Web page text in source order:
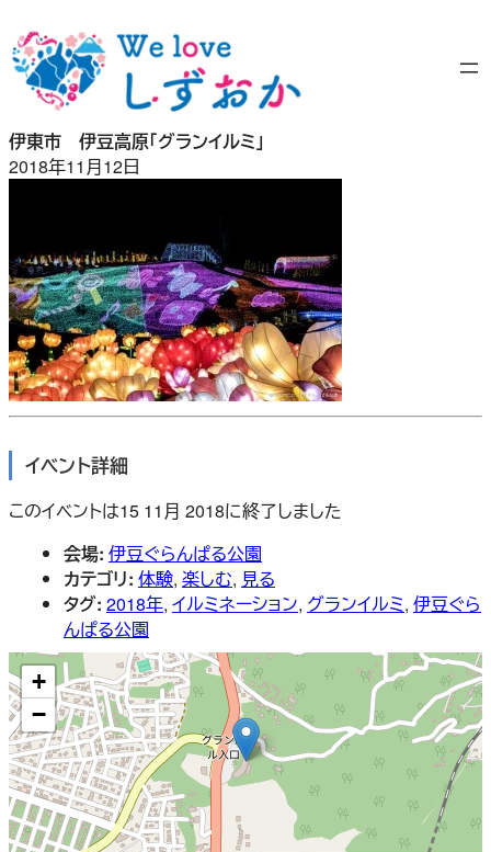
容
を
ッ
プ
伊東市 伊豆高原「グランイルミ」
2018年11月12日
イベント詳細
このイベントは15 11月 2018に終了しました
会場: 伊豆ぐらんぱる公園
カテゴリ: 体験, 楽しむ, 見る
タグ: 2018年, イルミネーション, グランイルミ, 伊豆ぐら
んぱる公園
+
−